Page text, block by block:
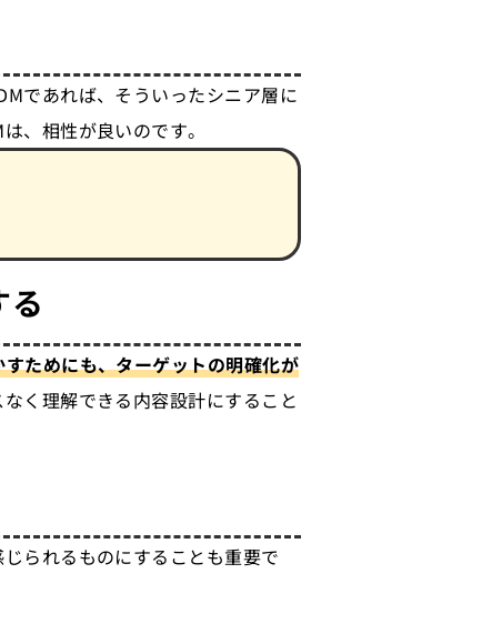
であれば、そういったシニア層に
、相性が良いのです。
ためにも、ターゲットの明確化が
く理解できる内容設計にすること
られるものにすることも重要で